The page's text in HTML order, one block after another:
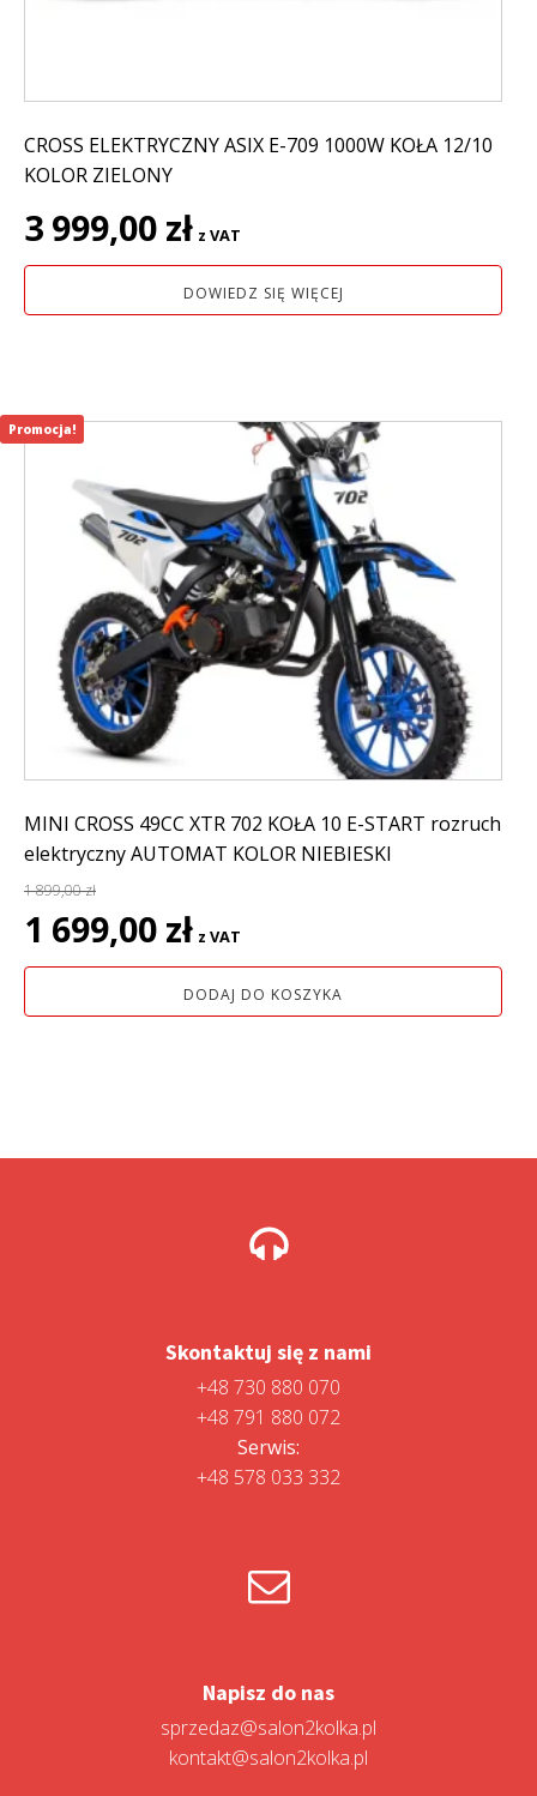
CROSS ELEKTRYCZNY ASIX E-709 1000W KOŁA 12/10
KOLOR ZIELONY
3 999,00 zł z VAT
DOWIEDZ SIĘ WIĘCEJ
MINI CROSS 49CC XTR 702 KOŁA 10 E-START rozruch
elektryczny AUTOMAT KOLOR NIEBIESKI
1 899,00zł
Pierwotna
cena
wynosiła:
1 699,00 zł cena
wynosi:
1
z VAT
DODAJ DO KOSZYKA
Promocja!
Skontaktuj się z nami
+48 730 880 070
+48 791 880 072
Serwis:
+48 578 033 332
Napisz do nas
sprzedaz@salon2kolka.pl
kontakt@salon2kolka.pl